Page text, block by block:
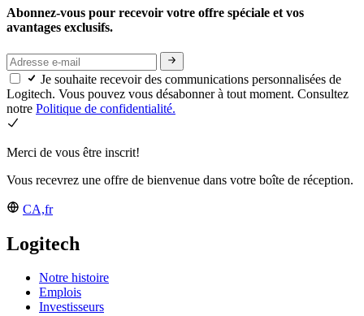
Abonnez-vous pour recevoir votre offre spéciale et vos
avantages exclusifs.
Je souhaite recevoir des communications personnalisées de
Logitech. Vous pouvez vous désabonner à tout moment. Consultez
notre Politique de confidentialité.
Merci de vous être inscrit!
Vous recevrez une offre de bienvenue dans votre boîte de réception.
CA,fr
Logitech
Notre histoire
Emplois
Investisseurs